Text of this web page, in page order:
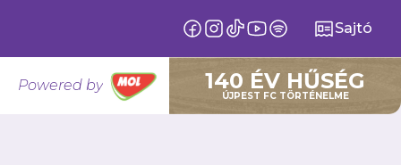
Sajtó
Powered by 140 ÉV HŰSÉG
ÚJPEST FC TÖRTÉNELME